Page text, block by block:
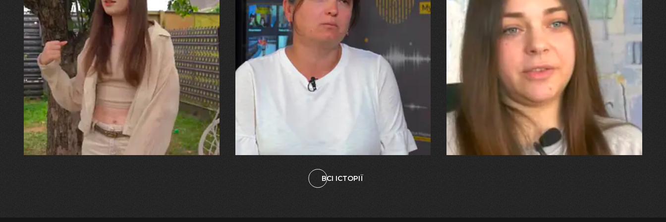
30.07.2026
Калина, Дарина та Віра Папроцькі
"Хвиля була, як від моря,
прозора і велика… Я ледве
встигла схопити племінницю"
29.07.2026
Марина, Ваїд та Аміна Харченко
"Попри всі втрати, ми не
зламалися: тепер я бачу
свого вбитого чоловіка у
наших дітях"
27.07.2026
"Я перенесла 11 операцій, та
плакала від фантомного
болю. Але маленька донька
бере за руку і змушує йти
далі"
ВСІ ІСТОРІЇ